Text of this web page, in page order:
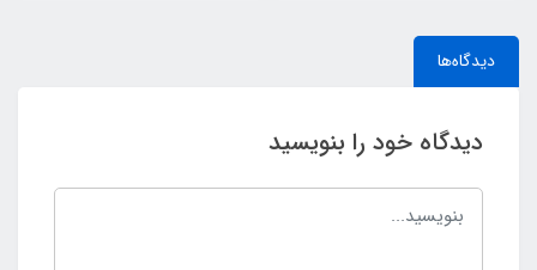
دیدگاه‌ها
دیدگاه خود را بنویسید